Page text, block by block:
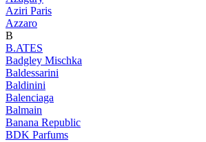
Aziri Paris
Azzaro
B
B.ATES
Badgley Mischka
Baldessarini
Baldinini
Balenciaga
Balmain
Banana Republic
BDK Parfums